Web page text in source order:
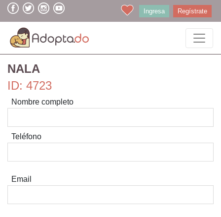
Ingresa Regístrate
NALA
ID: 4723
Nombre completo
Teléfono
Email